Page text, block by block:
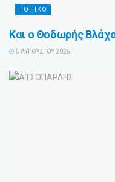
ΤΟΠΙΚΟ
Και ο Θοδωρής
5 ΑΥΓΟΎΣΤΟΥ 2026